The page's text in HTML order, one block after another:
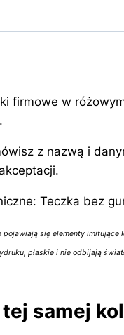
firmowe w
z nazwą i
Teczka bez
się elementy imitujące
płaskie i nie odbijają
samej